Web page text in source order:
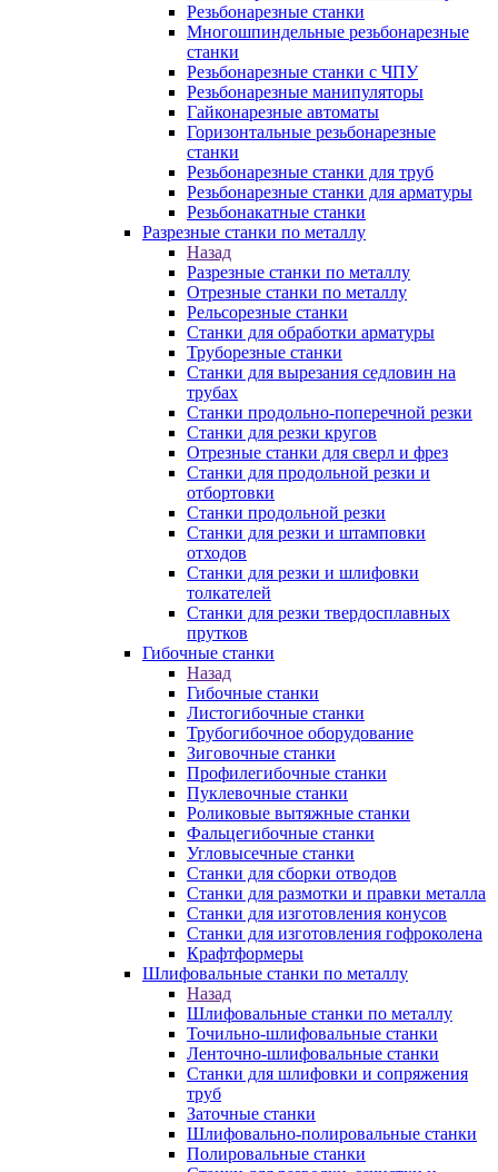
Резьбонарезные станки
Многошпиндельные резьбонарезные
станки
Резьбонарезные станки с ЧПУ
Резьбонарезные манипуляторы
Гайконарезные автоматы
Горизонтальные резьбонарезные
станки
Резьбонарезные станки для труб
Резьбонарезные станки для арматуры
Резьбонакатные станки
Разрезные станки по металлу
Назад
Разрезные станки по металлу
Отрезные станки по металлу
Рельсорезные станки
Станки для обработки арматуры
Труборезные станки
Станки для вырезания седловин на
трубаx
Станки продольно-поперечной резки
Станки для резки кругов
Отрезные станки для сверл и фрез
Станки для продольной резки и
отбортовки
Станки продольной резки
Станки для резки и штамповки
отходов
Станки для резки и шлифовки
толкателей
Станки для резки твердосплавных
прутков
Гибочные станки
Назад
Гибочные станки
Листогибочные станки
Трубогибочное оборудование
Зиговочные станки
Профилегибочные станки
Пуклевочные станки
Роликовые вытяжные станки
Фальцегибочные станки
Угловысечные станки
Станки для сборки отводов
Станки для размотки и правки металла
Станки для изготовления конусов
Станки для изготовления гофроколена
Крафтформеры
Шлифовальные станки по металлу
Назад
Шлифовальные станки по металлу
Точильно-шлифовальные станки
Ленточно-шлифовальные станки
Станки для шлифовки и сопряжения
труб
Заточные станки
Шлифовально-полировальные станки
Полировальные станки